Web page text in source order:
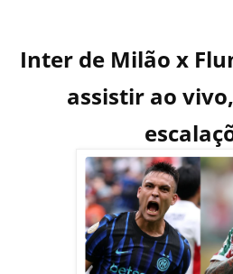
Inter de Milão x
assistir ao